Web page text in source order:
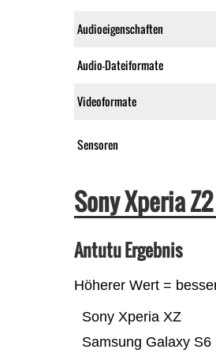
Audioeigenschaften
Audio-Dateiformate
Videoformate
Sensoren
Sony Xperia
Antutu Ergebnis
Höherer Wert =
Samsung Galaxy S6
Sony Xperia XZ